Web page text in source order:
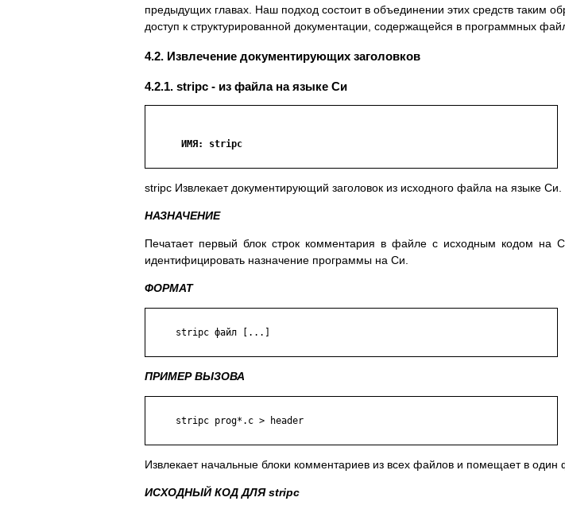
предыдущих главах. Наш подход состоит в объединении этих средств таким
доступ к структурированной документации, содержащейся в программных
4.2. Извлечение документирующих заголовков
4.2.1. stripc - из файла на языке Си
      ИМЯ: stripc
stripc Извлекает документирующий заголовок из исходного файла на языке Си.
НАЗНАЧЕНИЕ
Печатает первый блок строк комментария в файле с исходным кодом на
идентифицировать назначение программы на Си.
ФОРМАТ
     stripc файл [...]
ПРИМЕР ВЫЗОВА
     stripc prog*.c > header
Извлекает начальные блоки комментариев из всех файлов и помещает в
ИСХОДНЫЙ КОД ДЛЯ stripc